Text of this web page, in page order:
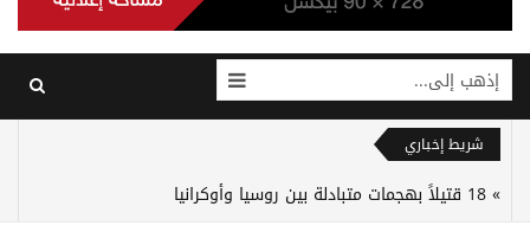
إذهب إلى...
شريط إخباري
18 قتيلاً بهجمات متبادلة بين روسيا وأوكرانيا